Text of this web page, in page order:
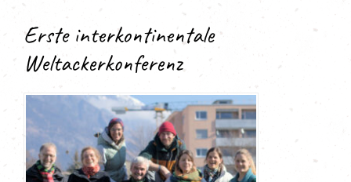
Erste interkontinentale
Weltackerkonferenz